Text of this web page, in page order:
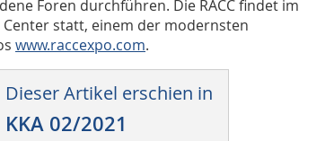
Foren durchführen. Die RACC findet im
statt, einem der modernsten
www.raccexpo.com.
Dieser Artikel erschien in
KKA 02/2021